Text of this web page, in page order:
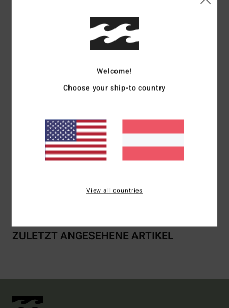
Farbcodebmc0
Rundhalsausschnitt
Verschluss:Zum Überziehen
Gewebtes Flaggenlabel am Saum
Zusammensetzung[Hauptstoff] 100 % Baumwolle
Versand & Rückversand
ZULETZT ANGESEHENE ARTIKEL
Welcome!
Choose your ship-to country
View all countries